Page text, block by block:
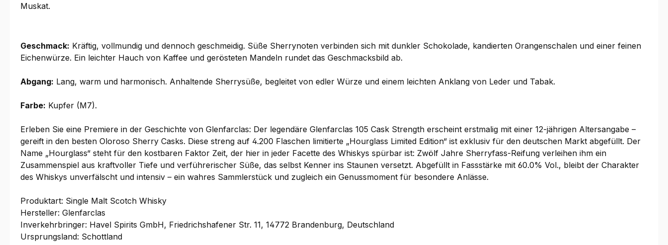
Muskat.
Geschmack: Kräftig, vollmundig und dennoch geschmeidig. Süße Sherrynoten verbinden sich mit dunkler Schokolade, kandierten Orangenschalen und einer feinen
Eichenwürze. Ein leichter Hauch von Kaffee und gerösteten Mandeln rundet das Geschmacksbild ab.
Abgang: Lang, warm und harmonisch. Anhaltende Sherrysüße, begleitet von edler Würze und einem leichten Anklang von Leder und Tabak.
Farbe: Kupfer (M7).
Erleben Sie eine Premiere in der Geschichte von Glenfarclas: Der legendäre Glenfarclas 105 Cask Strength erscheint erstmalig mit einer 12-jährigen Altersangabe –
gereift in den besten Oloroso Sherry Casks. Diese streng auf 4.200 Flaschen limitierte „Hourglass Limited Edition“ ist exklusiv für den deutschen Markt abgefüllt. Der
Name „Hourglass“ steht für den kostbaren Faktor Zeit, der hier in jeder Facette des Whiskys spürbar ist: Zwölf Jahre Sherryfass-Reifung verleihen ihm ein
Zusammenspiel aus kraftvoller Tiefe und verführerischer Süße, das selbst Kenner ins Staunen versetzt. Abgefüllt in Fassstärke mit 60.0% Vol., bleibt der Charakter
des Whiskys unverfälscht und intensiv – ein wahres Sammlerstück und zugleich ein Genussmoment für besondere Anlässe.
Produktart: Single Malt Scotch Whisky
Hersteller: Glenfarclas
Inverkehrbringer: Havel Spirits GmbH, Friedrichshafener Str. 11, 14772 Brandenburg, Deutschland
Ursprungsland: Schottland